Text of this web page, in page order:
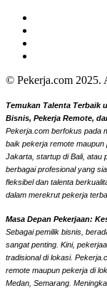
© Pekerja.com 2025.
Temukan Talenta Terbaik
Bisnis, Pekerja Remote,
Pekerja.com berfokus pada
baik pekerja remote
Jakarta, startup di Bali, atau
berbagai profesional yang
fleksibel dan talenta
dalam merekrut pekerja
Masa Depan Pekerjaan:
Sebagai pemilik bisnis,
sangat penting. Kini,
tradisional di lokasi.
remote maupun pekerja di
Medan, Semarang.